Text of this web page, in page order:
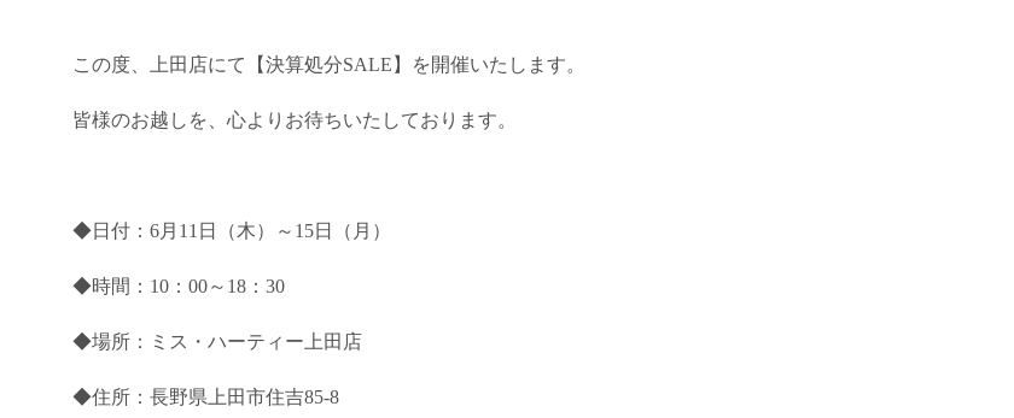
この度、上田店にて【決算処分SALE】を開催いたします。
皆様のお越しを、心よりお待ちいたしております。
◆日付：6月11日（木）～15日（月）
◆時間：10：00～18：30
◆場所：ミス・ハーティー上田店
◆住所：長野県上田市住吉85-8